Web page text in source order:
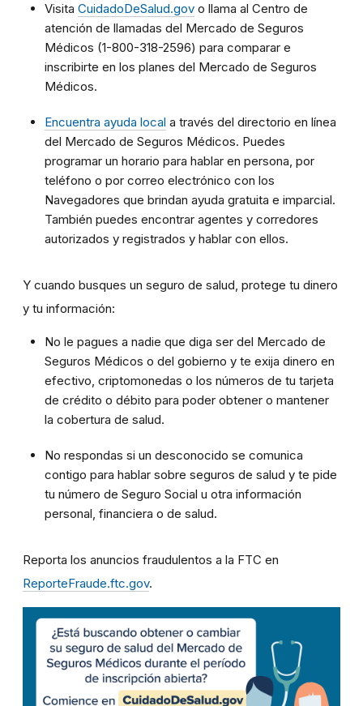
Visita CuidadoDeSalud.gov o llama al Centro de
atención de llamadas del Mercado de Seguros
Médicos (1-800-318-2596) para comparar e
inscribirte en los planes del Mercado de Seguros
Médicos.
Encuentra ayuda local a través del directorio en línea
del Mercado de Seguros Médicos. Puedes
programar un horario para hablar en persona, por
teléfono o por correo electrónico con los
Navegadores que brindan ayuda gratuita e imparcial.
También puedes encontrar agentes y corredores
autorizados y registrados y hablar con ellos.
Y cuando busques un seguro de salud, protege tu dinero
y tu información:
No le pagues a nadie que diga ser del Mercado de
Seguros Médicos o del gobierno y te exija dinero en
efectivo, criptomonedas o los números de tu tarjeta
de crédito o débito para poder obtener o mantener
la cobertura de salud.
No respondas si un desconocido se comunica
contigo para hablar sobre seguros de salud y te pide
tu número de Seguro Social u otra información
personal, financiera o de salud.
Reporta los anuncios fraudulentos a la FTC en
ReporteFraude.ftc.gov.